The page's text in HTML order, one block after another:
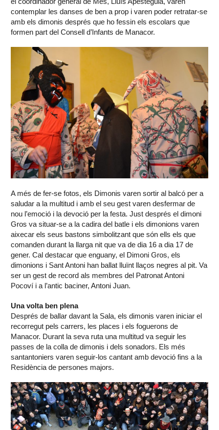
contemplar les danses de ben a prop i varen poder retratar-se
amb els dimonis després que ho fessin els escolars que
formen part del Consell d’Infants de Manacor.
A més de fer-se fotos, els Dimonis varen sortir al balcó per a
saludar a la multitud i amb el seu gest varen desfermar de
nou l’emoció i la devoció per la festa. Just després el dimoni
Gros va situar-se a la cadira del batle i els dimonions varen
aixecar els seus bastons simbolitzant que són ells els que
comanden durant la llarga nit que va de dia 16 a dia 17 de
gener. Cal destacar que enguany, el Dimoni Gros, els
dimonions i Sant Antoni han ballat lluïnt llaços negres al pit. Va
ser un gest de record als membres del Patronat Antoni
Pocoví i a l’antic baciner, Antoni Juan.
Una volta ben plena
Després de ballar davant la Sala, els dimonis varen iniciar el
recorregut pels carrers, les places i els foguerons de
Manacor. Durant la seva ruta una multitud va seguir les
passes de la colla de dimonis i dels sonadors. Els més
santantoniers varen seguir-los cantant amb devoció fins a la
Residència de persones majors.